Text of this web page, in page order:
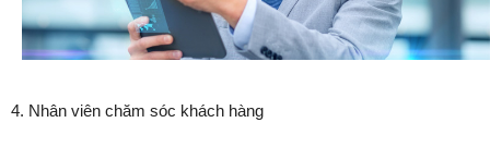
4. Nhân viên chăm sóc khách hàng